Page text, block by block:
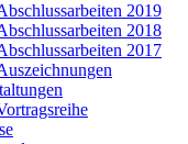
2019
2018
2017